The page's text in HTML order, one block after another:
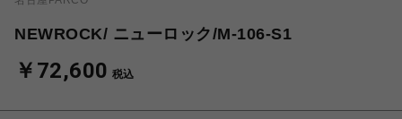
NEWROCK/ ニューロック/M-106-S1
￥72,600 税込